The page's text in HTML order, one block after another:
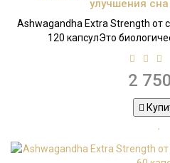
улучшения
Ashwagandha Extra Strength от
120 капсулЭто
2